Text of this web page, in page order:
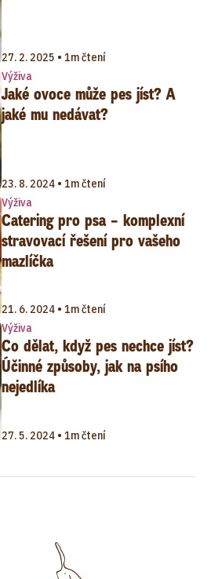
27. 2. 2025 • 1m čtení
Výživa
Jaké ovoce může pes jíst? A
jaké mu nedávat?
23. 8. 2024 • 1m čtení
Výživa
Catering pro psa – komplexní
stravovací řešení pro vašeho
mazlíčka
21. 6. 2024 • 1m čtení
Výživa
Co dělat, když pes nechce jíst?
Účinné způsoby, jak na psího
nejedlíka
27. 5. 2024 • 1m čtení